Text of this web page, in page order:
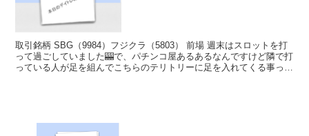
取引銘柄 SBG（9984）フジクラ（5803） 前場 週末はスロットを打
って過ごしていました🎰で、パチンコ屋あるあるなんですけど隣で打
っている人が足を組んでこちらのテリトリーに足を入れてくる事って